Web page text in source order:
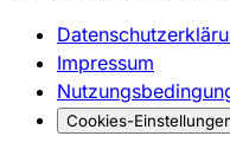
Impressum
Cookies-